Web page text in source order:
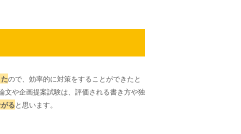
ので、効率的に対策をすることができたと
や企画提案試験は、評価される書き方や独
ると思います。